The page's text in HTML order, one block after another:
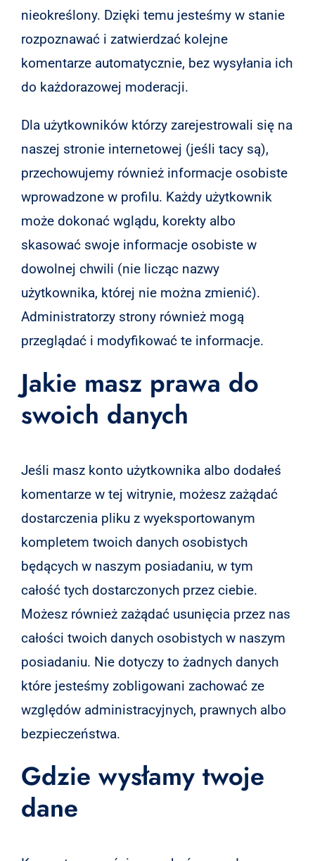
nieokreślony. Dzięki temu jesteśmy w stanie
rozpoznawać i zatwierdzać kolejne
komentarze automatycznie, bez wysyłania ich
do każdorazowej moderacji.
Dla użytkowników którzy zarejestrowali się na
naszej stronie internetowej (jeśli tacy są),
przechowujemy również informacje osobiste
wprowadzone w profilu. Każdy użytkownik
może dokonać wglądu, korekty albo
skasować swoje informacje osobiste w
dowolnej chwili (nie licząc nazwy
użytkownika, której nie można zmienić).
Administratorzy strony również mogą
przeglądać i modyfikować te informacje.
Jakie masz prawa do
swoich danych
Jeśli masz konto użytkownika albo dodałeś
komentarze w tej witrynie, możesz zażądać
dostarczenia pliku z wyeksportowanym
kompletem twoich danych osobistych
będących w naszym posiadaniu, w tym
całość tych dostarczonych przez ciebie.
Możesz również zażądać usunięcia przez nas
całości twoich danych osobistych w naszym
posiadaniu. Nie dotyczy to żadnych danych
które jesteśmy zobligowani zachować ze
względów administracyjnych, prawnych albo
bezpieczeństwa.
Gdzie wysłamy twoje
dane